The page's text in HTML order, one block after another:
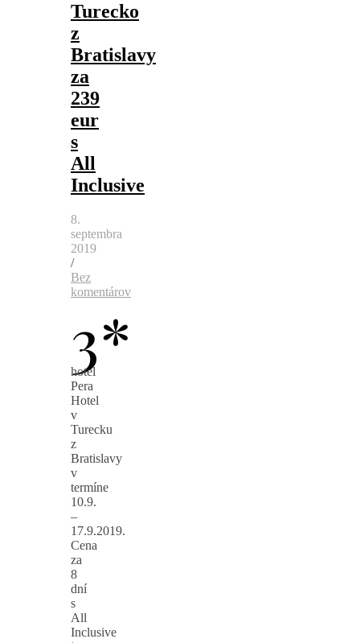
Turecko
z
Bratislavy
za
239
eur
s
All
Inclusive
8.
septembra
2019
/
Bez
komentárov
3*
hotel
Pera
Hotel
v
Turecku
z
Bratislavy
v
termíne
10.9.
–
17.9.2019.
Cena
za
8
dní
s
All
Inclusive